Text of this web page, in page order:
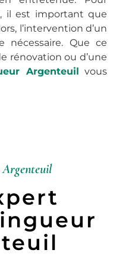
il est important que
l’intervention d’un
nécessaire. Que ce
rénovation ou d’une
Argenteuil vous